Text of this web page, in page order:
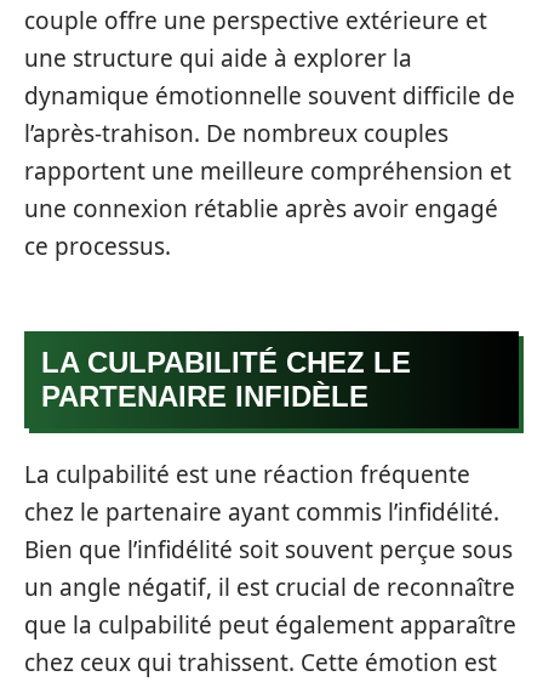
couple offre une perspective extérieure et
une structure qui aide à explorer la
dynamique émotionnelle souvent difficile de
l’après-trahison. De nombreux couples
rapportent une meilleure compréhension et
une connexion rétablie après avoir engagé
ce processus.
LA CULPABILITÉ CHEZ LE
PARTENAIRE INFIDÈLE
La culpabilité est une réaction fréquente
chez le partenaire ayant commis l’infidélité.
Bien que l’infidélité soit souvent perçue sous
un angle négatif, il est crucial de reconnaître
que la culpabilité peut également apparaître
chez ceux qui trahissent. Cette émotion est